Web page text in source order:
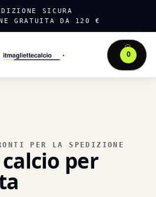
SICURA
GRATUITA DA 120 €
0
PER LA SPEDIZIONE
per